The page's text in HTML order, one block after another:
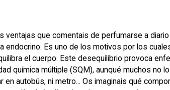
ventajas que comentais de perfumarse a
endocrino. Es uno de los motivos por los
el cuerpo. Este desequilibrio provoca
química múltiple (SQM), aunqué muchos
en autobús, ni metro... Os imaginais qué